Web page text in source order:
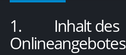
1. Inhalt des
Onlineangebotes